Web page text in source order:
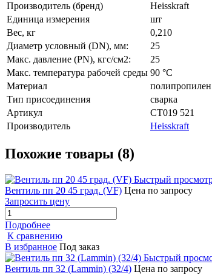
Производитель (бренд)
Heisskraft
Единица измерения
шт
Вес, кг
0,210
Диаметр условный (DN), мм:
25
Макс. давление (PN), кгс/см2:
25
Макс. температура рабочей среды 90 °C
Материал
полипропилен
Тип присоединения
сварка
Артикул
СТ019 521
Производитель
Heisskraft
Похожие товары (8)
Быстрый
Вентиль пп 20 45 град. (VF) Цена по запросу
Запросить цену
Подробнее
К сравнению
В избранное Под заказ
Быстрый
Вентиль пп 32 (Lammin) (32/4) Цена по запросу